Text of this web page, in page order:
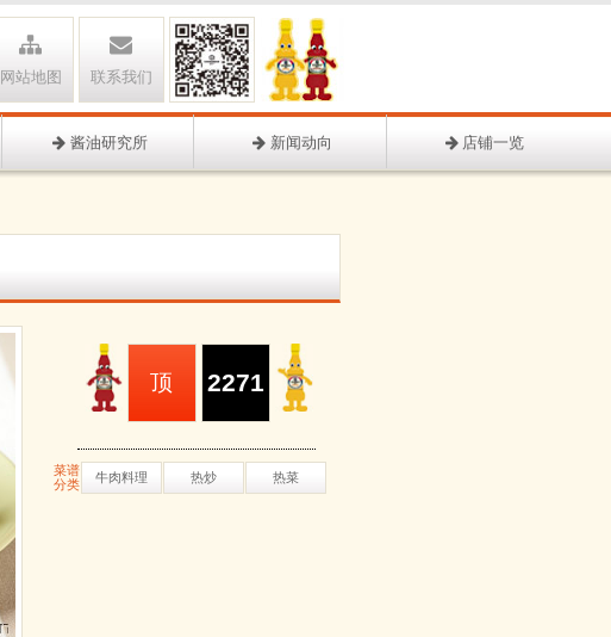
联系我们
网站地图
酱油研究所 新闻动向 店铺一览
2271
顶
菜谱
分类
牛肉料理 热炒 热菜